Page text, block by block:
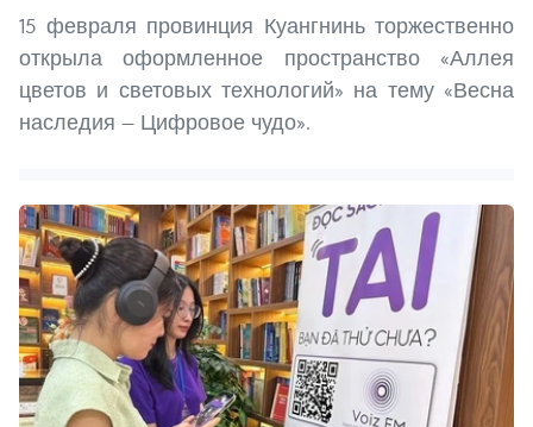
15 февраля провинция Куангнинь торжественно
открыла оформленное пространство «Аллея
цветов и световых технологий» на тему «Весна
наследия — Цифровое чудо».